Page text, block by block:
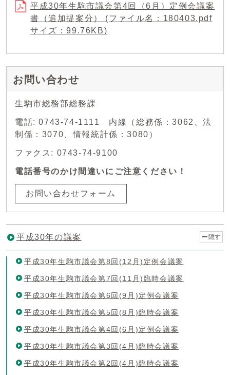
平成30年生駒市議会第4回（6月）定例会議案
書（追加提案分） (ファイル名：180403.pdf
サイズ：99.76KB)
お問い合わせ
生駒市総務部総務課
電話: 0743-74-1111 内線（総務係：3062、法
制係：3070、情報統計係：3080）
ファクス: 0743-74-9100
電話番号のかけ間違いにご注意ください！
お問い合わせフォーム
平成30年の議案 隠す
平成30年生駒市議会第8回(12月)定例会議案
平成30年生駒市議会第7回(11月)臨時会議案
平成30年生駒市議会第6回(9月)定例会議案
平成30年生駒市議会第5回(8月)臨時会議案
平成30年生駒市議会第4回(6月)定例会議案
平成30年生駒市議会第3回(4月)臨時会議案
平成30年生駒市議会第2回(4月)臨時会議案